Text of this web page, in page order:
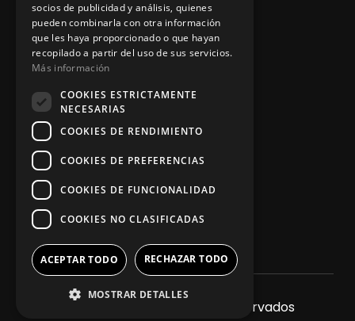
App Zine Hostelería
Síguenos
2025. Todos los derechos reservados
socios de publicidad y análisis, quienes
pueden combinarla con otra información
que les haya proporcionado o que hayan
recopilado a partir del uso de sus servicios.
Más información
COOKIES ESTRICTAMENTE
NECESARIAS
COOKIES DE RENDIMIENTO
COOKIES DE PREFERENCIAS
COOKIES DE FUNCIONALIDAD
COOKIES NO CLASIFICADAS
ACEPTAR TODO RECHAZAR TODO
MOSTRAR DETALLES